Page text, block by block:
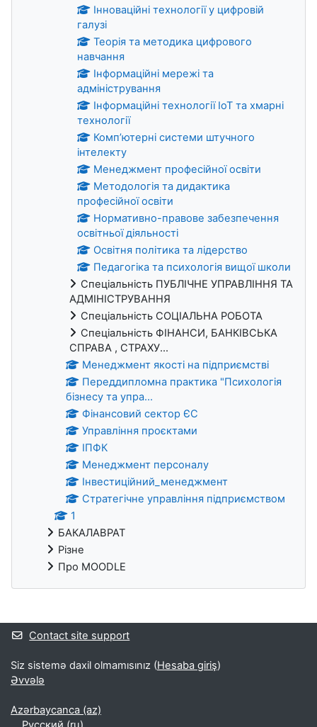
Інноваційні технології у цифровій
галузі
Теорія та методика цифрового
навчання
Інформаційні мережі та
адміністрування
Інформаційні технології IoT та хмарні
технології
Комп’ютерні системи штучного
інтелекту
Менеджмент професійної освіти
Методологія та дидактика
професійної освіти
Нормативно-правове забезпечення
освітньої діяльності
Освітня політика та лідерство
Педагогіка та психологія вищої школи
Спеціальність ПУБЛІЧНЕ УПРАВЛІННЯ ТА
АДМІНІСТРУВАННЯ
Спеціальність СОЦІАЛЬНА РОБОТА
Спеціальність ФІНАНСИ, БАНКІВСЬКА
СПРАВА , СТРАХУ...
Менеджмент якості на підприємстві
Переддипломна практика "Психологія
бізнесу та упра...
Фінансовий сектор ЄС
Управління проєктами
ІПФК
Менеджмент персоналу
Інвестиційний_менеджмент
Стратегічне управління підприємством
1
БАКАЛАВРАТ
Різне
Про MOODLE
Əlavə bloklar
Contact site support
Siz sistemə daxil olmamısınız (Hesaba giriş)
Əvvələ
Azərbaycanca ‎(az)‎